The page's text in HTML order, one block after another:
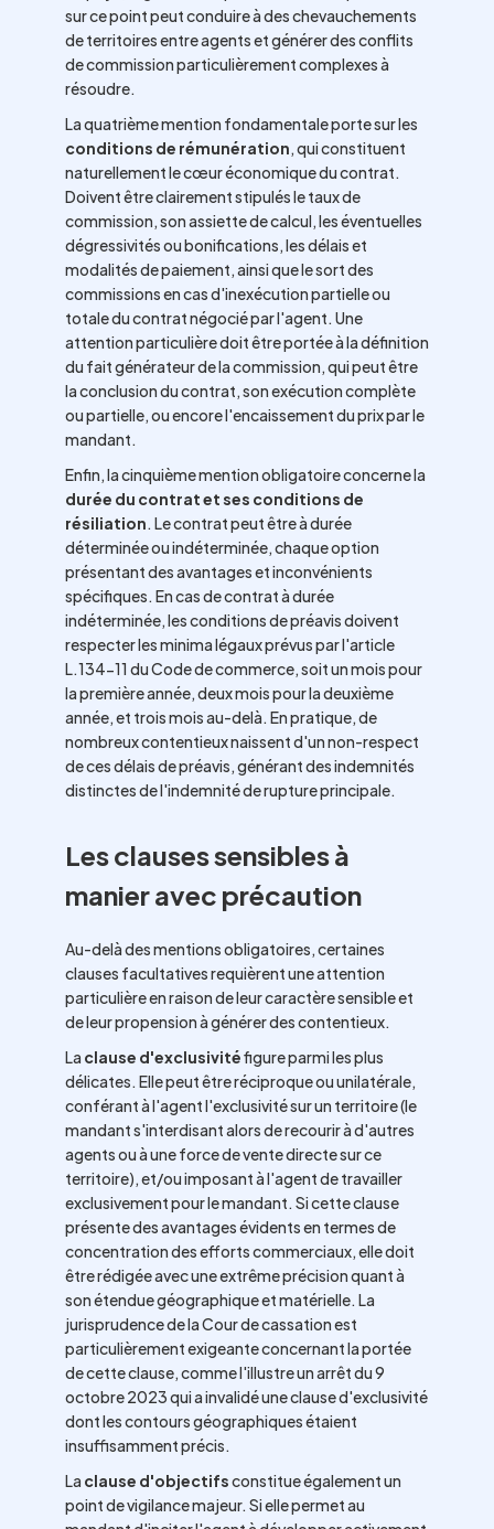
sur ce point peut conduire à des chevauchements
de territoires entre agents et générer des conflits
de commission particulièrement complexes à
résoudre.
La quatrième mention fondamentale porte sur les
conditions de rémunération, qui constituent
naturellement le cœur économique du contrat.
Doivent être clairement stipulés le taux de
commission, son assiette de calcul, les éventuelles
dégressivités ou bonifications, les délais et
modalités de paiement, ainsi que le sort des
commissions en cas d'inexécution partielle ou
totale du contrat négocié par l'agent. Une
attention particulière doit être portée à la définition
du fait générateur de la commission, qui peut être
la conclusion du contrat, son exécution complète
ou partielle, ou encore l'encaissement du prix par le
mandant.
Enfin, la cinquième mention obligatoire concerne la
durée du contrat et ses conditions de
résiliation. Le contrat peut être à durée
déterminée ou indéterminée, chaque option
présentant des avantages et inconvénients
spécifiques. En cas de contrat à durée
indéterminée, les conditions de préavis doivent
respecter les minima légaux prévus par l'article
L.134-11 du Code de commerce, soit un mois pour
la première année, deux mois pour la deuxième
année, et trois mois au-delà. En pratique, de
nombreux contentieux naissent d'un non-respect
de ces délais de préavis, générant des indemnités
distinctes de l'indemnité de rupture principale.
Les clauses sensibles à
manier avec précaution
Au-delà des mentions obligatoires, certaines
clauses facultatives requièrent une attention
particulière en raison de leur caractère sensible et
de leur propension à générer des contentieux.
La clause d'exclusivitéfigure parmi les plus
délicates. Elle peut être réciproque ou unilatérale,
conférant à l'agent l'exclusivité sur un territoire (le
mandant s'interdisant alors de recourir à d'autres
agents ou à une force de vente directe sur ce
territoire), et/ou imposant à l'agent de travailler
exclusivement pour le mandant. Si cette clause
présente des avantages évidents en termes de
concentration des efforts commerciaux, elle doit
être rédigée avec une extrême précision quant à
son étendue géographique et matérielle. La
jurisprudence de la Cour de cassation est
particulièrement exigeante concernant la portée
de cette clause, comme l'illustre un arrêt du 9
octobre 2023 qui a invalidé une clause d'exclusivité
dont les contours géographiques étaient
insuffisamment précis.
La clause d'objectifsconstitue également un
point de vigilance majeur. Si elle permet au